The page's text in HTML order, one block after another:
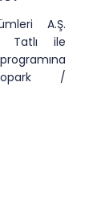
A.Ş.
Tatlı ile
/